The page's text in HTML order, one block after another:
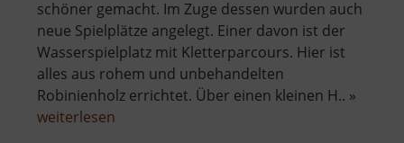
schöner gemacht. Im Zuge dessen wurden auch
neue Spielplätze angelegt. Einer davon ist der
Wasserspielplatz mit Kletterparcours. Hier ist
alles aus rohem und unbehandelten
Robinienholz errichtet. Über einen kleinen H.. »
weiterlesen